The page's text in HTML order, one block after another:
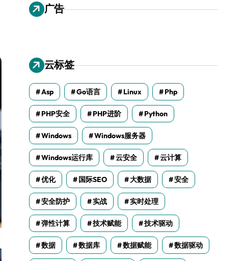
广告
云标签
Asp Go语言 Linux Php
PHP安全 PHP进阶 Python
Windows Windows服务器
Windows运行库 云安全 云计算
优化 国际SEO 大数据 安全
安全防护 实战 实时处理
弹性计算 技术赋能 技术驱动
数据 数据库 数据赋能 数据驱动